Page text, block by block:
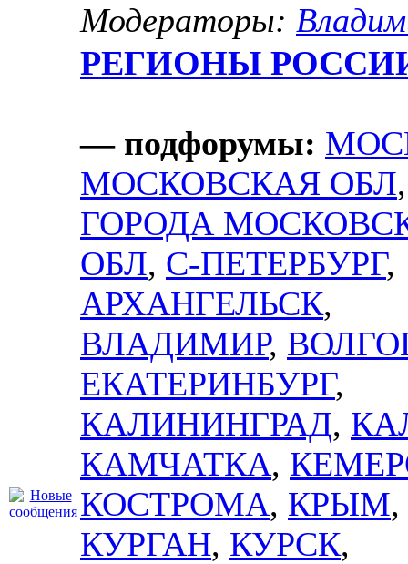
Модераторы:
РЕГИОНЫ
— подфорумы:
МОСКОВСКАЯ ОБЛ,
ГОРОДА
ОБЛ, С-ПЕТЕРБУРГ,
АРХАНГЕЛЬСК,
ВЛАДИМИР,
ЕКАТЕРИНБУРГ,
КАЛИНИНГРАД,
КАМЧАТКА,
КОСТРОМА, КРЫМ,
КУРГАН, КУРСК,